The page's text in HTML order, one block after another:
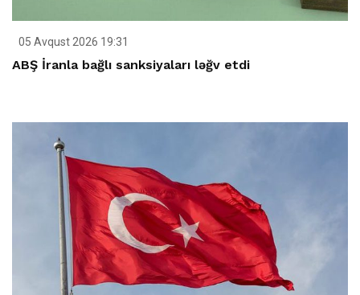
05 Avqust 2026 19:31
ABŞ İranla bağlı sanksiyaları ləğv etdi